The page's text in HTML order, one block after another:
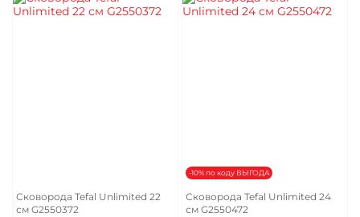
Сковорода Tefal Unlimited 22
см G2550372
-10% по коду ВЫГОДА
Сковорода Tefal Unlimited 24
см G2550472